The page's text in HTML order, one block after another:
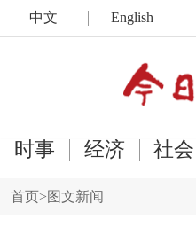
中文 English
时事 经济 社会
首页>图文新闻